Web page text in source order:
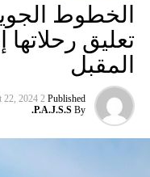
الخطوط
تعليق
المقبل
Published
2 years ago
22, 2024
By
P.A.J.S.S.